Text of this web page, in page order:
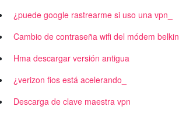
¿puede google rastrearme si uso una vpn_
Cambio de contraseña wifi del módem belkin
Hma descargar versión antigua
¿verizon fios está acelerando_
Descarga de clave maestra vpn